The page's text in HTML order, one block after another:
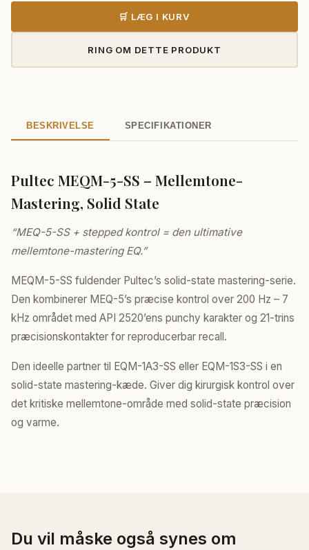
🛒 LÆG I KURV
RING OM DETTE PRODUKT
BESKRIVELSE SPECIFIKATIONER
Pultec MEQM-5-SS – Mellemtone-
Mastering, Solid State
“MEQ-5-SS + stepped kontrol = den ultimative
mellemtone-mastering EQ.”
MEQM-5-SS fuldender Pultec’s solid-state mastering-serie.
Den kombinerer MEQ-5’s præcise kontrol over 200 Hz – 7
kHz området med API 2520’ens punchy karakter og 21-trins
præcisionskontakter for reproducerbar recall.
Den ideelle partner til EQM-1A3-SS eller EQM-1S3-SS i en
solid-state mastering-kæde. Giver dig kirurgisk kontrol over
det kritiske mellemtone-område med solid-state præcision
og varme.
Du vil måske også synes om